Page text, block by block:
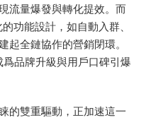
流量爆發與轉化提效。而
功能設計，如自動入群、
起全鏈協作的營銷閉環。
品牌升級與用戶口碑引爆
的雙重驅動，正加速這一